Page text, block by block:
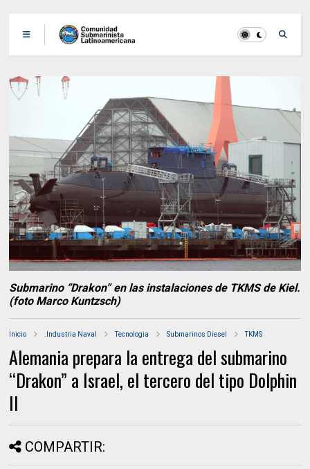
Submarino “Drakon” en las instalaciones de TKMS de Kiel.
(foto Marco Kuntzsch)
Inicio .Industria Naval Tecnologia Submarinos Diesel TKMS
Alemania prepara la entrega del submarino
“Drakon” a Israel, el tercero del tipo Dolphin
II
COMPARTIR: